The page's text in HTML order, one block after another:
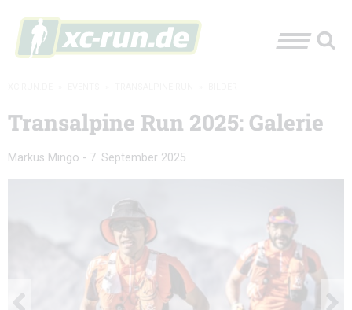
Transalpine Run 2025: Galerie
Markus Mingo - 7. September 2025